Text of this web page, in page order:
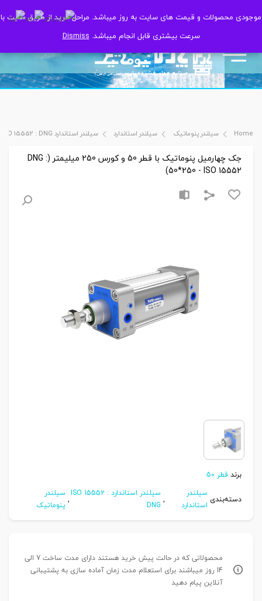
موجودی محصولات و قیمت های سایت به روز میباشد. مراحل خرید از طریق سایت با
سرعت بیشتری قابل انجام میباشد.Dismiss
موجودی محصولات و قیمت های سایت به روز میباشد. مراحل خرید از طریق سایت با
سرعت بیشتری قابل انجام میباشد.Dismiss
Home سیلندر پنوماتیک سیلندر استاندارد سیلندر استاندارد ISO 15552 : DNG
جک چهارمیل پنوماتیک با قطر 50 و کورس 250 میلیمتر (DNG :
50*250 - ISO 15552)
برند قطر 50
دسته‌بندی سیلندر
استاندارد
,
سیلندر استاندارد ISO 15552 :
DNG
, سیلندر
پنوماتیک
محصولاتی که در حالت پیش خرید هستند دارای مدت ساخت 7 الی
14 روز میباشند برای استعلام مدت زمان آماده سازی به پشتیبانی
آنلاین پیام دهید